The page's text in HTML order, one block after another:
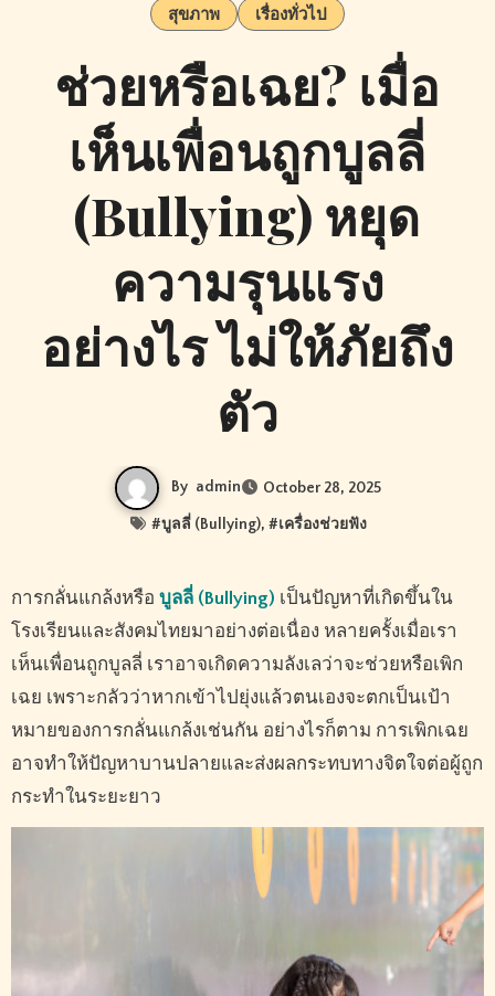
สุขภาพ เรื่องทั่วไป
ช่วยหรือเฉย? เมื่อ
เห็นเพื่อนถูกบูลลี่
(Bullying) หยุด
ความรุนแรง
อย่างไร ไม่ให้ภัยถึง
ตัว
By admin October 28, 2025
#บูลลี่ (Bullying), #เครื่องช่วยฟัง
การกลั่นแกล้งหรือ บูลลี่ (Bullying) เป็นปัญหาที่เกิดขึ้นใน
โรงเรียนและสังคมไทยมาอย่างต่อเนื่อง หลายครั้งเมื่อเรา
เห็นเพื่อนถูกบูลลี่ เราอาจเกิดความลังเลว่าจะช่วยหรือเพิก
เฉย เพราะกลัวว่าหากเข้าไปยุ่งแล้วตนเองจะตกเป็นเป้า
หมายของการกลั่นแกล้งเช่นกัน อย่างไรก็ตาม การเพิกเฉย
อาจทำให้ปัญหาบานปลายและส่งผลกระทบทางจิตใจต่อผู้ถูก
กระทำในระยะยาว